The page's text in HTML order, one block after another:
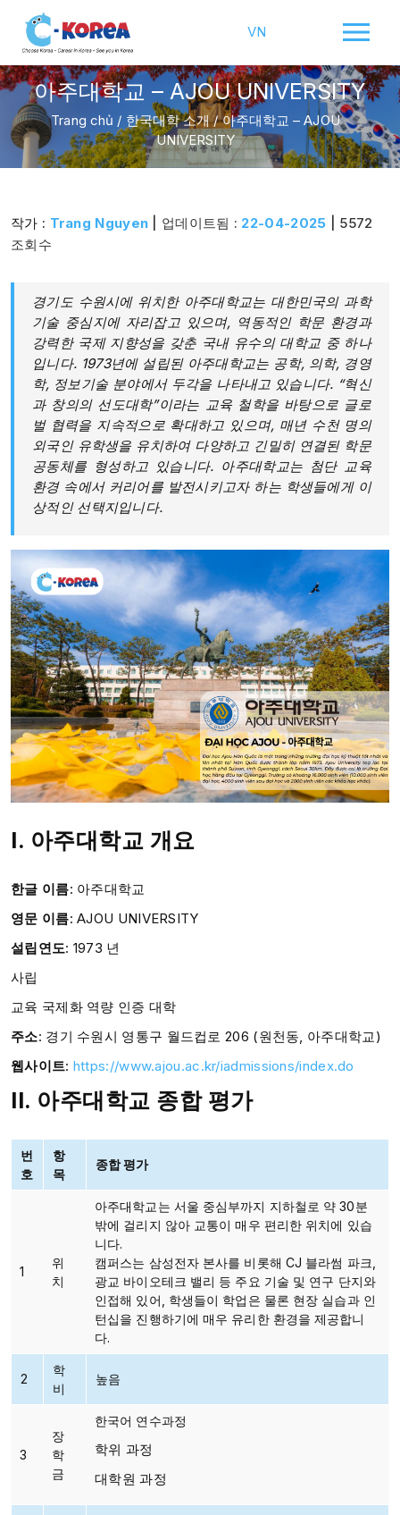
VN
아주대학교 – AJOU UNIVERSITY
Trang chủ / 한국대학 소개/아주대학교 – AJOU
UNIVERSITY
작가 : Trang Nguyen | 업데이트됨 : 22-04-2025 | 5572
조회수
경기도 수원시에 위치한 아주대학교는 대한민국의 과학
기술 중심지에 자리잡고 있으며, 역동적인 학문 환경과
강력한 국제 지향성을 갖춘 국내 유수의 대학교 중 하나
입니다. 1973년에 설립된 아주대학교는 공학, 의학, 경영
학, 정보기술 분야에서 두각을 나타내고 있습니다. “혁신
과 창의의 선도대학”이라는 교육 철학을 바탕으로 글로
벌 협력을 지속적으로 확대하고 있으며, 매년 수천 명의
외국인 유학생을 유치하여 다양하고 긴밀히 연결된 학문
공동체를 형성하고 있습니다. 아주대학교는 첨단 교육
환경 속에서 커리어를 발전시키고자 하는 학생들에게 이
상적인 선택지입니다.
I. 아주대학교 개요
한글 이름: 아주대학교
영문 이름: AJOU UNIVERSITY
설립연도: 1973 년
사립
교육 국제화 역량 인증 대학
주소: 경기 수원시 영통구 월드컵로 206 (원천동, 아주대학교)
웹사이트: https://www.ajou.ac.kr/iadmissions/index.do
II. 아주대학교 종합 평가
번
호
항
목
종합 평가
1
위
치
아주대학교는 서울 중심부까지 지하철로 약 30분
밖에 걸리지 않아 교통이 매우 편리한 위치에 있습
니다.
캠퍼스는 삼성전자 본사를 비롯해 CJ 블라썸 파크,
광교 바이오테크 밸리 등 주요 기술 및 연구 단지와
인접해 있어, 학생들이 학업은 물론 현장 실습과 인
턴십을 진행하기에 매우 유리한 환경을 제공합니
다.
2
학
비
높음
3
장
학
금
한국어 연수과정
학위 과정
대학원 과정